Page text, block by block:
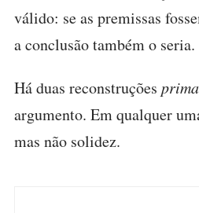
válido: se as premissas
a conclusão também o
Há duas reconstruções
argumento. Em qualquer
mas não solidez.